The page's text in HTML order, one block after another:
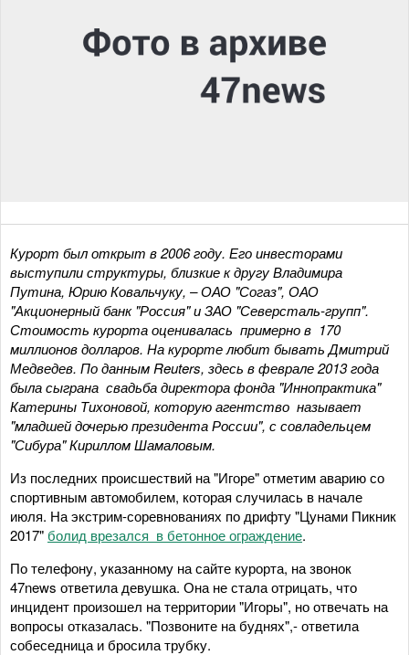
Курорт был открыт в 2006 году. Его инвесторами
выступили структуры, близкие к другу Владимира
Путина, Юрию Ковальчуку, – ОАО "Согаз", ОАО
"Акционерный банк "Россия" и ЗАО "Северсталь-групп".
Стоимость курорта оценивалась примерно в 170
миллионов долларов. На курорте любит бывать Дмитрий
Медведев. По данным Reuters, здесь в феврале 2013 года
была сыграна свадьба директора фонда "Иннопрактика"
Катерины Тихоновой, которую агентство называет
"младшей дочерью президента России", с совладельцем
"Сибура" Кириллом Шамаловым.
Из последних происшествий на "Игоре" отметим аварию со
спортивным автомобилем, которая случилась в начале
июля. На экстрим-соревнованиях по дрифту "Цунами Пикник
2017"болид врезался в бетонное ограждение.
По телефону, указанному на сайте курорта, на звонок
47news ответила девушка. Она не стала отрицать, что
инцидент произошел на территории "Игоры", но отвечать на
вопросы отказалась. "Позвоните на буднях",- ответила
собеседница и бросила трубку.